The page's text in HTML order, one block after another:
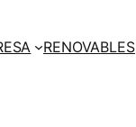
RENOVABLES